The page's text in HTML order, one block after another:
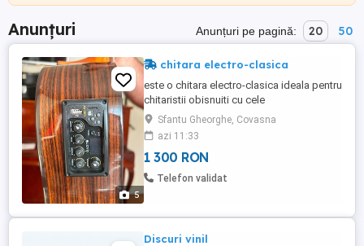
Anunțuri Anunțuri pe pagină: 20 50
5
chitara electro-clasica
este o chitara electro-clasica ideala pentru
chitaristii obisnuiti cu cele
electrice.Preamplificatorul de 9V amplifica
cu acuratete semnalul corzilor si ofera
control pentru volum, treble si bass. Este
ideala atat pentru folosit pe scena, cat si
pentru inregistrat.Culoare: Naturală.
Sfantu Gheorghe, Covasna
azi 11:33
1 300 RON
Telefon validat
Discuri vinil